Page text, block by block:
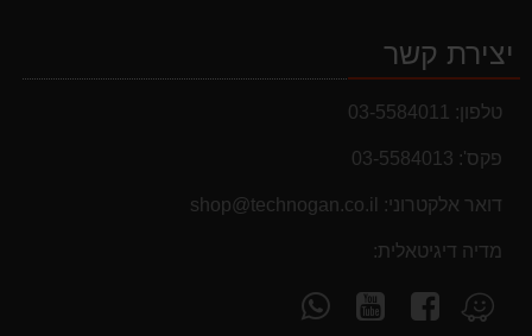
יצירת קשר
טלפון: 03-5584011
פקס': 03-5584013
דואר אלקטרוני: shop@technogan.co.il
מדיה דיגיטאלית:
מצא
אותנו
עקוב
אחרינו
עקוב
אחרינו
מבצעים והנחות